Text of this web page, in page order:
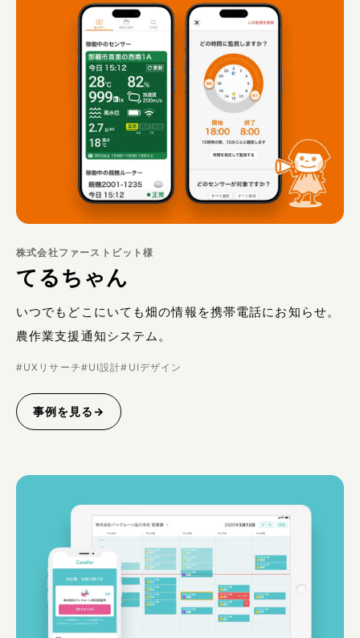
株式会社ファーストビット様
てるちゃん
いつでもどこにいても畑の情報を携帯電話にお知らせ。
農作業支援通知システム。
# UXリサーチ# UI設計# UIデザイン
事例を見る→